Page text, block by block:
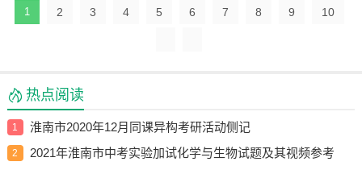
1 2 3 4 5 6 7 8 9 10
热点阅读
1 淮南市2020年12月同课异构考研活动侧记
2 2021年淮南市中考实验加试化学与生物试题及其视频参考